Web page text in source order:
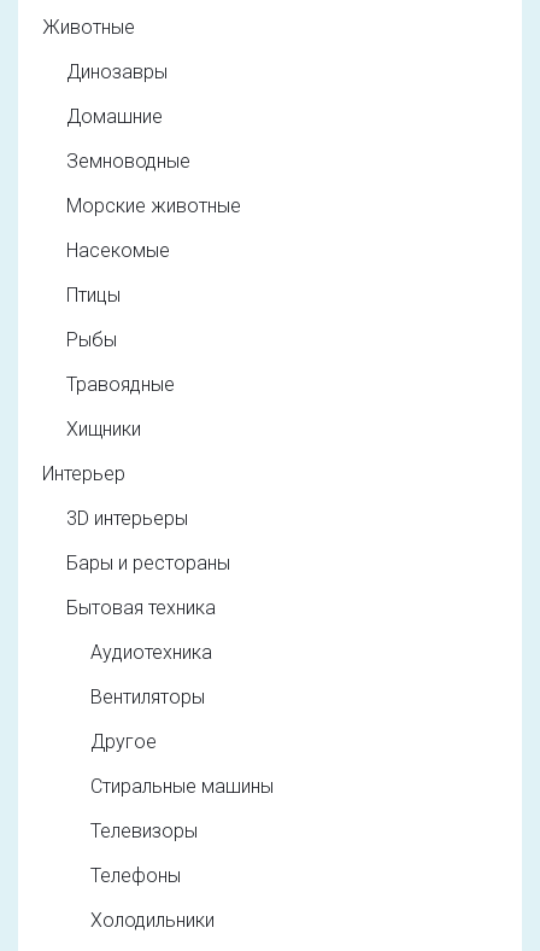
Животные
Динозавры
Домашние
Земноводные
Морские животные
Насекомые
Птицы
Рыбы
Травоядные
Хищники
Интерьер
3D интерьеры
Бары и рестораны
Бытовая техника
Аудиотехника
Вентиляторы
Другое
Стиральные машины
Телевизоры
Телефоны
Холодильники